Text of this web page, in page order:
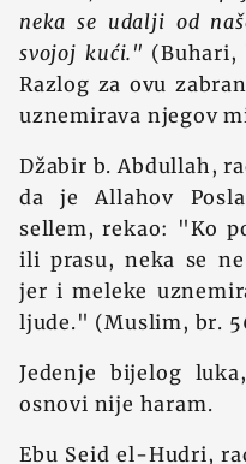
neka se udalji od
svojoj kući." (Buhari,
Razlog za ovu
uznemirava njegov
Džabir b. Abdullah,
da je Allahov
sellem, rekao: "Ko
ili prasu, neka se
jer i meleke
ljude." (Muslim, br.
Jedenje bijelog
osnovi nije haram.
Ebu Seid el-Hudri,